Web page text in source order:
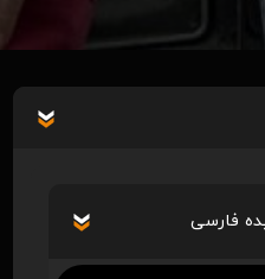
فارسی